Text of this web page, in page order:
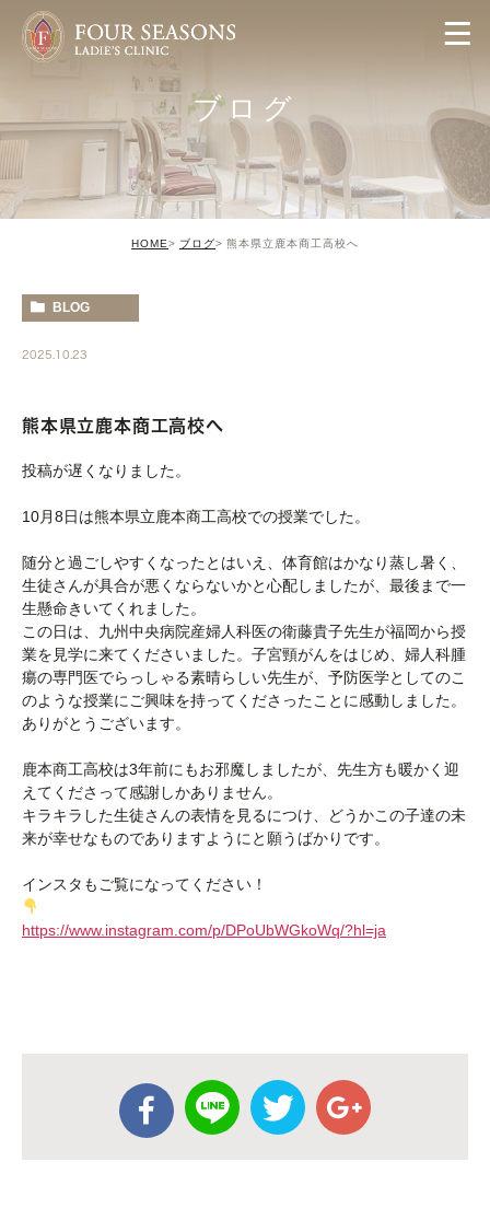
ブログ
HOME ブログ 熊本県立鹿本商工高校へ
BLOG
2025.10.23
熊本県立鹿本商工高校へ
投稿が遅くなりました。
10月8日は熊本県立鹿本商工高校での授業でした。
随分と過ごしやすくなったとはいえ、体育館はかなり蒸し暑く、
生徒さんが具合が悪くならないかと心配しましたが、最後まで一
生懸命きいてくれました。
この日は、九州中央病院産婦人科医の衛藤貴子先生が福岡から授
業を見学に来てくださいました。子宮頸がんをはじめ、婦人科腫
瘍の専門医でらっしゃる素晴らしい先生が、予防医学としてのこ
のような授業にご興味を持ってくださったことに感動しました。
ありがとうございます。
鹿本商工高校は3年前にもお邪魔しましたが、先生方も暖かく迎
えてくださって感謝しかありません。
キラキラした生徒さんの表情を見るにつけ、どうかこの子達の未
来が幸せなものでありますようにと願うばかりです。
インスタもご覧になってください！
https://www.instagram.com/p/DPoUbWGkoWq/?hl=ja